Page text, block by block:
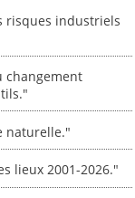
risques industriels
changement
naturelle."
lieux 2001-2026."